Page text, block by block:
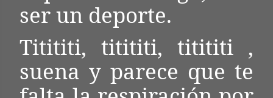
ser un deporte.
Titititi, titititi, titititi ,
suena y parece que te